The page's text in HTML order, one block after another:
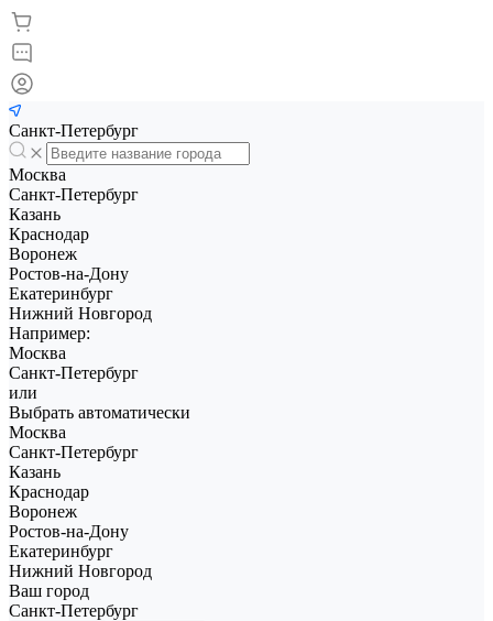
Санкт-Петербург
Москва
Санкт-Петербург
Казань
Краснодар
Воронеж
Ростов-на-Дону
Екатеринбург
Нижний Новгород
Например:
Москва
Санкт-Петербург
или
Выбрать автоматически
Москва
Санкт-Петербург
Казань
Краснодар
Воронеж
Ростов-на-Дону
Екатеринбург
Нижний Новгород
Ваш город
Санкт-Петербург